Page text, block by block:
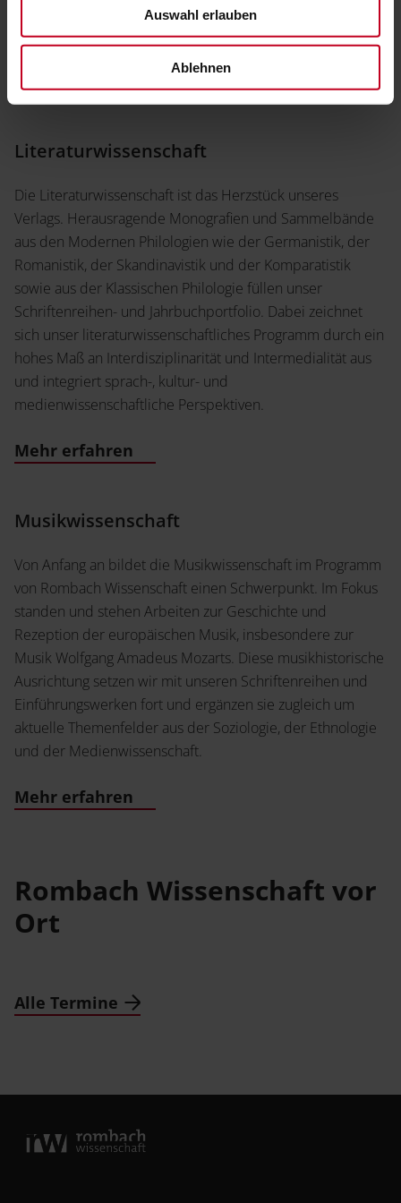
Auswahl erlauben
Ablehnen
unsere Schriftenreihen und Einführungen greifen aktuelle
Paradigmen der kulturwissenschaftlichen Forschung auf.
Literaturwissenschaft
Die Literaturwissenschaft ist das Herzstück unseres
Verlags. Herausragende Monografien und Sammelbände
aus den Modernen Philologien wie der Germanistik, der
Romanistik, der Skandinavistik und der Komparatistik
sowie aus der Klassischen Philologie füllen unser
Schriftenreihen- und Jahrbuchportfolio. Dabei zeichnet
sich unser literaturwissenschaftliches Programm durch ein
hohes Maß an Interdisziplinarität und Intermedialität aus
und integriert sprach-, kultur- und
medienwissenschaftliche Perspektiven.
Mehr erfahren
Musikwissenschaft
Von Anfang an bildet die Musikwissenschaft im Programm
von Rombach Wissenschaft einen Schwerpunkt. Im Fokus
standen und stehen Arbeiten zur Geschichte und
Rezeption der europäischen Musik, insbesondere zur
Musik Wolfgang Amadeus Mozarts. Diese musikhistorische
Ausrichtung setzen wir mit unseren Schriftenreihen und
Einführungswerken fort und ergänzen sie zugleich um
aktuelle Themenfelder aus der Soziologie, der Ethnologie
und der Medienwissenschaft.
Mehr erfahren
Rombach Wissenschaft vor
Ort
Alle Termine